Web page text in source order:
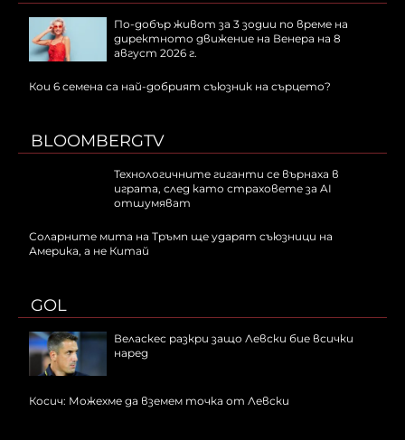
По-добър живот за 3 зодии по време на
директното движение на Венера на 8
август 2026 г.
Кои 6 семена са най-добрият съюзник на сърцето?
BLOOMBERGTV
Технологичните гиганти се върнаха в
играта, след като страховете за AI
отшумяват
Соларните мита на Тръмп ще ударят съюзници на
Америка, а не Китай
GOL
Веласкес разкри защо Левски бие всички
наред
Косич: Можехме да вземем точка от Левски